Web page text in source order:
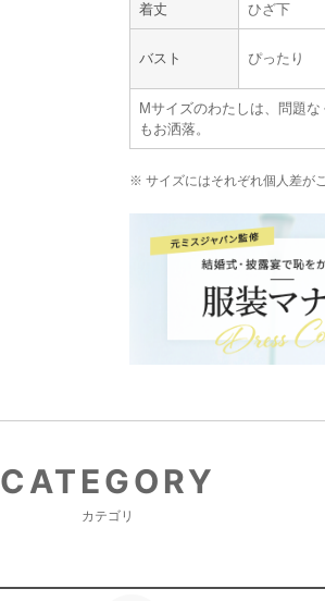
年齢 :
身長 :
155〜159cm
体重 :45～49kg
体型 : ややぽっちゃり
色もキレイでみんなにほめら
ました。
ジャストサイズでした。
ありがとうございました。
【一緒に注文した商品】
着丈 ひざ下
バスト ぴったり
Mサイズのわたしは、問題
もお洒落。
※ サイズにはそれぞれ個人差が
CATEGORY
カテゴリ